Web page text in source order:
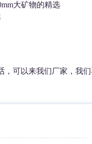
大矿物的精选
，可以来我们厂家，我